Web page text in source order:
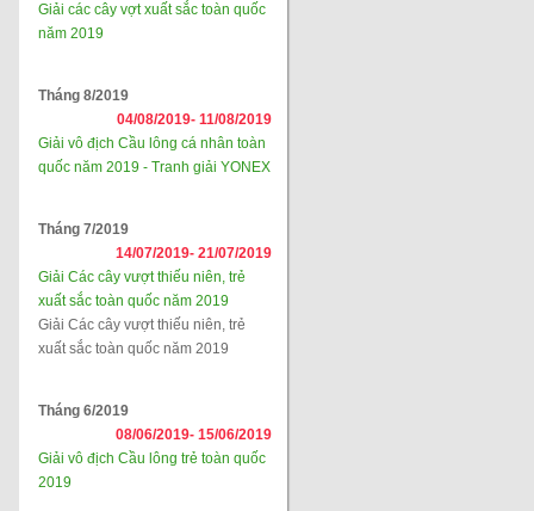
Giải các cây vợt xuất sắc toàn quốc
năm 2019
Tháng 8/2019
04/08/2019- 11/08/2019
Giải vô địch Cầu lông cá nhân toàn
quốc năm 2019 - Tranh giải YONEX
Tháng 7/2019
14/07/2019- 21/07/2019
Giải Các cây vượt thiếu niên, trẻ
xuất sắc toàn quốc năm 2019
Giải Các cây vượt thiếu niên, trẻ
xuất sắc toàn quốc năm 2019
Tháng 6/2019
08/06/2019- 15/06/2019
Giải vô địch Cầu lông trẻ toàn quốc
2019